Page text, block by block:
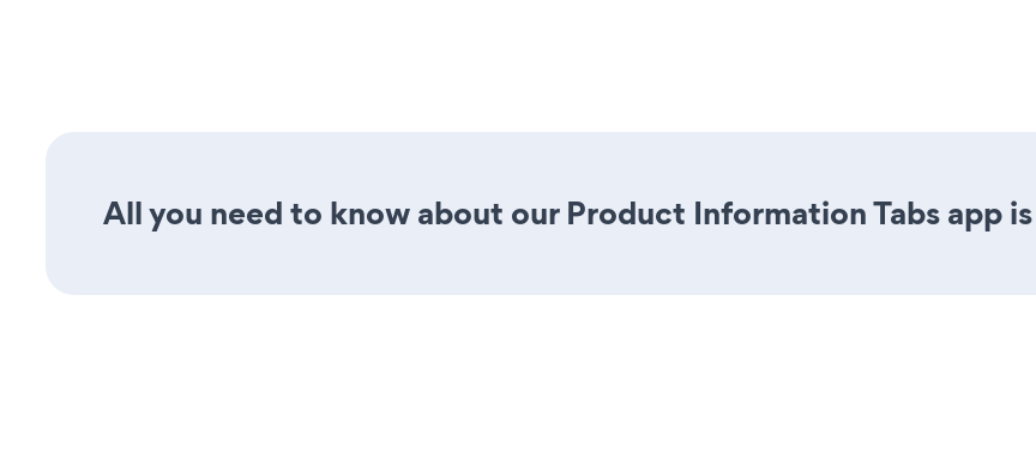
All you need to know about our Product Information Tabs app